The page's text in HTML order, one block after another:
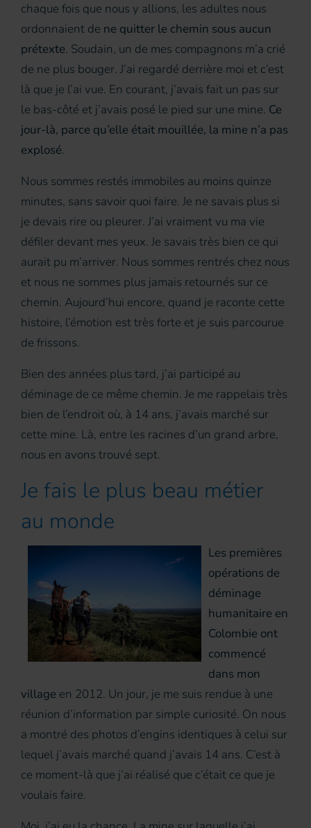
chaque fois que nous y allions, les adultes nous
ordonnaient de ne quitter le chemin sous aucun
prétexte. Soudain, un de mes compagnons m’a crié
de ne plus bouger. J’ai regardé derrière moi et c’est
là que je l’ai vue. En courant, j’avais fait un pas sur
le bas-côté et j’avais posé le pied sur une mine. Ce
jour-là, parce qu’elle était mouillée, la mine n’a pas
explosé.
Nous sommes restés immobiles au moins quinze
minutes, sans savoir quoi faire. Je ne savais plus si
je devais rire ou pleurer. J’ai vraiment vu ma vie
défiler devant mes yeux. Je savais très bien ce qui
aurait pu m’arriver. Nous sommes rentrés chez nous
et nous ne sommes plus jamais retournés sur ce
chemin. Aujourd’hui encore, quand je raconte cette
histoire, l’émotion est très forte et je suis parcourue
de frissons.
Bien des années plus tard, j’ai participé au
déminage de ce même chemin. Je me rappelais très
bien de l’endroit où, à 14 ans, j’avais marché sur
cette mine. Là, entre les racines d’un grand arbre,
nous en avons trouvé sept.
Je fais le plus beau métier
au monde
Les premières
opérations de
déminage
humanitaire en
Colombie ont
commencé
dans mon
village en 2012. Un jour, je me suis rendue à une
réunion d’information par simple curiosité. On nous
a montré des photos d’engins identiques à celui sur
lequel j’avais marché quand j’avais 14 ans. C’est à
ce moment-là que j’ai réalisé que c’était ce que je
voulais faire.